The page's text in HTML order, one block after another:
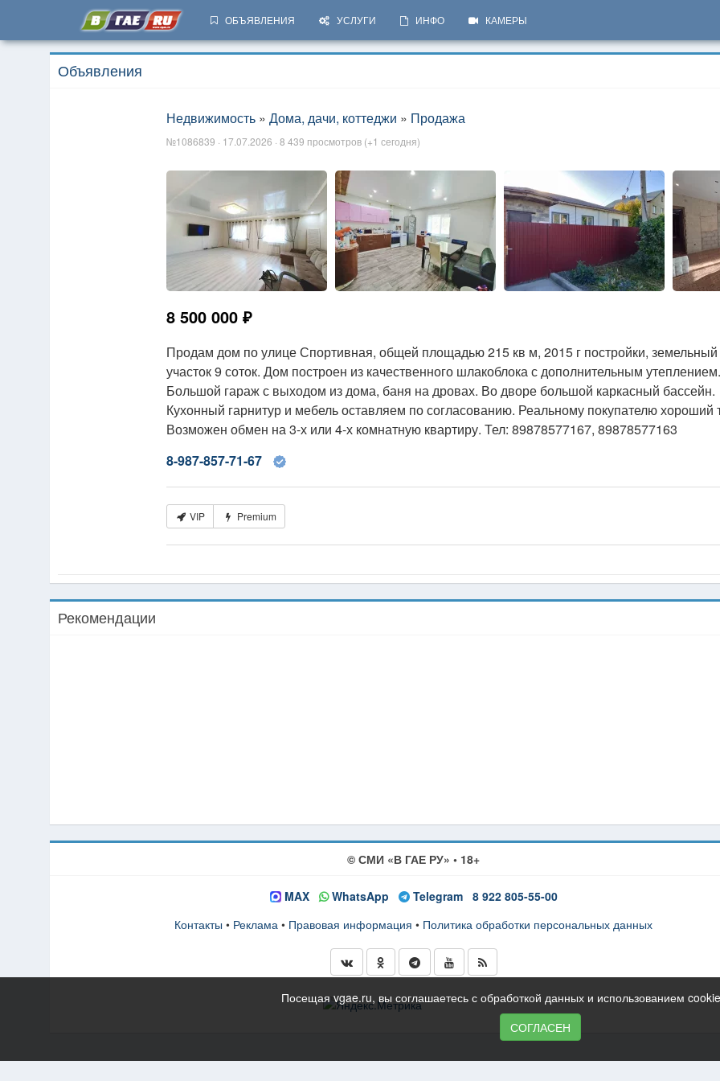
ОБЪЯВЛЕНИЯ УСЛУГИ ИНФО КАМЕРЫ
Объявления
Недвижимость » Дома, дачи, коттеджи » Продажа
№1086839 · 17.07.2026 · 8 439 просмотров (+1 сегодня)
8 500 000 ₽
Продам дом по улице Спортивная, общей площадью 215 кв м, 2015 г постройки, земельный
участок 9 соток. Дом построен из качественного шлакоблока с дополнительным утеплением.
Большой гараж с выходом из дома, баня на дровах. Во дворе большой каркасный бассейн.
Кухонный гарнитур и мебель оставляем по согласованию. Реальному покупателю хороший
Возможен обмен на 3-х или 4-х комнатную квартиру. Тел: 89878577167, 89878577163
8-987-857-71-67
VIP Premium
Рекомендации
© СМИ «В ГАЕ РУ» • 18+
MAX WhatsApp Telegram
8 922 805-55-00
Контакты • Реклама • Правовая информация • Политика обработки персональных данных
Посещая vgae.ru, вы соглашаетесь с обработкой данных и использованием
СОГЛАСЕН